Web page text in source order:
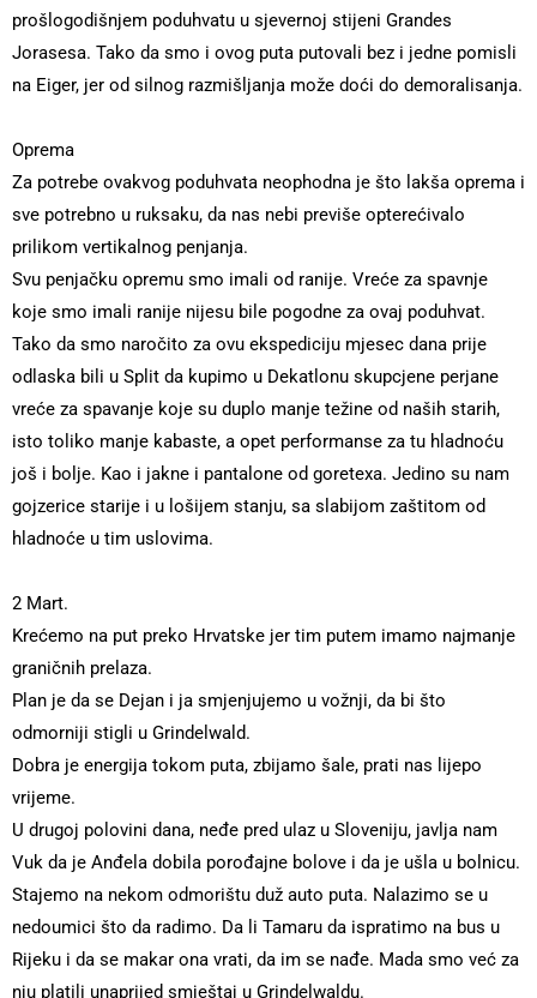
prošlogodišnjem poduhvatu u sjevernoj stijeni Grandes
Jorasesa. Tako da smo i ovog puta putovali bez i jedne pomisli
na Eiger, jer od silnog razmišljanja može doći do demoralisanja.
Oprema
Za potrebe ovakvog poduhvata neophodna je što lakša oprema i
sve potrebno u ruksaku, da nas nebi previše opterećivalo
prilikom vertikalnog penjanja.
Svu penjačku opremu smo imali od ranije. Vreće za spavnje
koje smo imali ranije nijesu bile pogodne za ovaj poduhvat.
Tako da smo naročito za ovu ekspediciju mjesec dana prije
odlaska bili u Split da kupimo u Dekatlonu skupcjene perjane
vreće za spavanje koje su duplo manje težine od naših starih,
isto toliko manje kabaste, a opet performanse za tu hladnoću
još i bolje. Kao i jakne i pantalone od goretexa. Jedino su nam
gojzerice starije i u lošijem stanju, sa slabijom zaštitom od
hladnoće u tim uslovima.
2 Mart.
Krećemo na put preko Hrvatske jer tim putem imamo najmanje
graničnih prelaza.
Plan je da se Dejan i ja smjenjujemo u vožnji, da bi što
odmorniji stigli u Grindelwald.
Dobra je energija tokom puta, zbijamo šale, prati nas lijepo
vrijeme.
U drugoj polovini dana, neđe pred ulaz u Sloveniju, javlja nam
Vuk da je Anđela dobila porođajne bolove i da je ušla u bolnicu.
Stajemo na nekom odmorištu duž auto puta. Nalazimo se u
nedoumici što da radimo. Da li Tamaru da ispratimo na bus u
Rijeku i da se makar ona vrati, da im se nađe. Mada smo već za
nju platili unaprijed smještaj u Grindelwaldu.